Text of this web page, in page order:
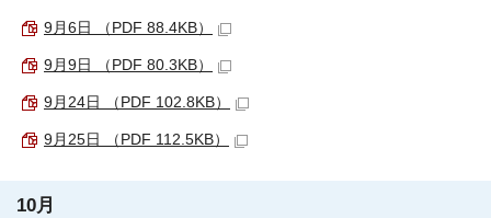
9月6日 （PDF 88.4KB）
9月9日 （PDF 80.3KB）
9月24日 （PDF 102.8KB）
9月25日 （PDF 112.5KB）
10月